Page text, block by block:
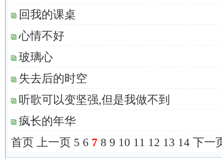
回我的课桌
心情不好
玻璃心
失去后的时空
听歌可以变坚强,但是我做不到
疯长的年华
首页
上一页 5 6 7 8 9 10 11 12 13 14 下一